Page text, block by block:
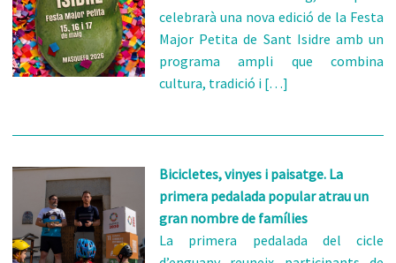
celebrarà una nova edició de la Festa
Major Petita de Sant Isidre amb un
programa ampli que combina
cultura, tradició i […]
Bicicletes, vinyes i paisatge. La
primera pedalada popular atrau un
gran nombre de famílies
La primera pedalada del cicle